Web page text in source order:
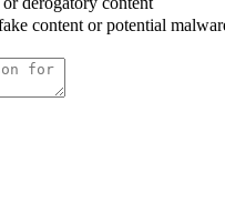
content or potential